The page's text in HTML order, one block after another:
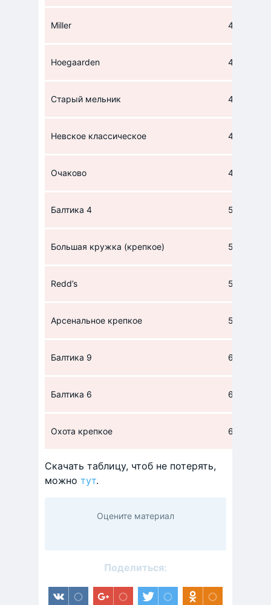
Miller 45
Hoegaarden 45
Старый мельник 46
Невское классическое 46
Очаково 46
Балтика 4 54
Большая кружка (крепкое) 54
Redd’s 56
Арсенальное крепкое 57
Балтика 9 60
Балтика 6 61
Охота крепкое 66
Скачать таблицу, чтоб не потерять,
можно тут.
Оцените материал
Поделиться: